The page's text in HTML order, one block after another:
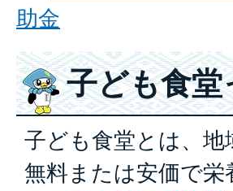
助金
子ども食
子ども食堂とは、
無料または安価で